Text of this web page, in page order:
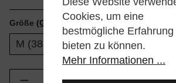
Größe (Größentabellen)
M (38-42) L (43-47)
Produkt Anzahl: Gib den
Cookies, um eine
bestmögliche Erfahrung
bieten zu können.
Mehr Informationen ...